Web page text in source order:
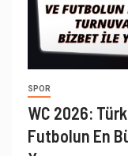
SPOR
WC 2026:
Futbolun En